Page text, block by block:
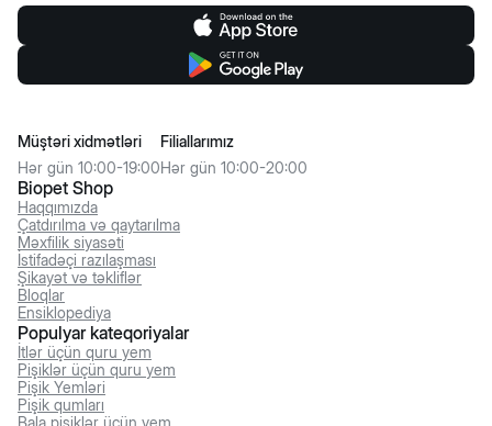
Biopet Shop
Haqqımızda
Çatdırılma və qaytarılma
Məxfilik siyasəti
İstifadəçi razılaşması
Şikayət və təkliflər
Bloqlar
Ensiklopediya
Müştəri xidmətləri
Hər gün 10:00-19:00
Filiallarımız
Hər gün 10:00-20:00
Populyar kateqoriyalar
İtlər üçün quru yem
Pişiklər üçün quru yem
Pişik Yemləri
Pişik qumları
Bala pişiklər üçün yem